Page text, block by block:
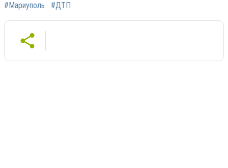
#Мариуполь #ДТП